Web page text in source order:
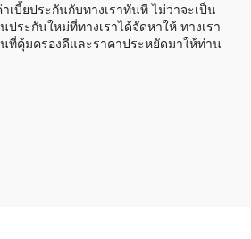
เบี้ยประกันกับทางเราทันที ไม่ว่าจะเป็น
ระกันใหม่ที่ทางเราได้จัดหาให้ ทางเรา
ที่คุ้มครองดีและราคาประหยัดมาให้ท่าน